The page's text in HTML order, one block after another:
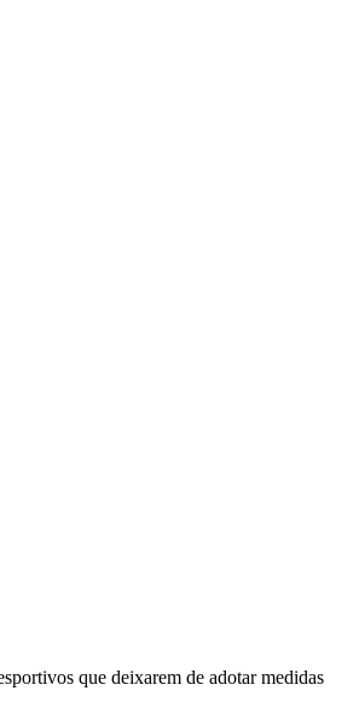
que deixarem de adotar medidas